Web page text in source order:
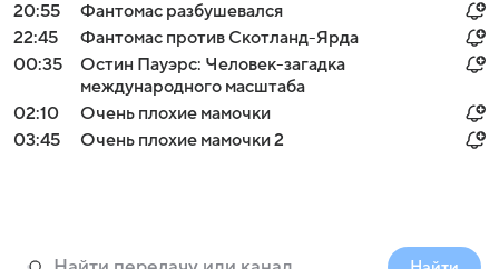
20:55
Фантомас разбушевался
22:45
Фантомас против Скотланд-Ярда
00:35
Остин Пауэрс: Человек-загадка
международного масштаба
02:10
Очень плохие мамочки
03:45
Очень плохие мамочки 2